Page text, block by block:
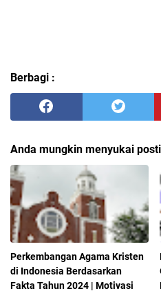
Berbagi :
Anda mungkin menyukai
Perkembangan Agama Kristen
di Indonesia Berdasarkan
Fakta Tahun 2024 | Motivasi